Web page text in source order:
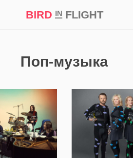
BIRD INFLIGHT
Поп-музыка
1 435